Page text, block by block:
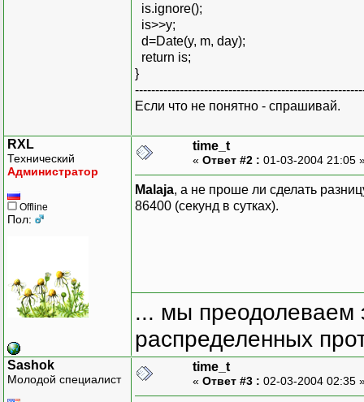
is.ignore();
is>>y;
d=Date(y, m, day);
return is;
}
Если что не понятно - спрашивай.
RXL
Технический
Администратор
Offline
Пол:
time_t
« Ответ #2 : 01-03-2004 21:05
Malaja, а не проше ли сделать
86400 (секунд в сутках).
... мы преодолеваем
распределенных
Sashok
Молодой специалист
time_t
« Ответ #3 : 02-03-2004 02:35